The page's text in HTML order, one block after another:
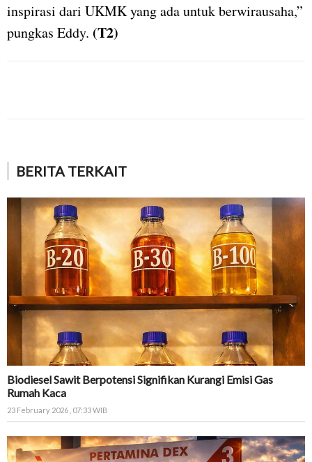
inspirasi dari UKMK yang ada untuk berwirausaha,”
pungkas Eddy. (T2)
BERITA TERKAIT
Biodiesel Sawit Berpotensi Signifikan Kurangi Emisi Gas
Rumah Kaca
23 February 2026 , 07:33 WIB